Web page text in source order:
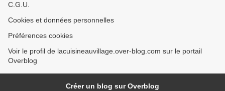
C.G.U.
Cookies et données personnelles
Préférences cookies
Voir le profil de lacuisineauvillage.over-blog.com sur le portail
Overblog
Créer un blog sur Overblog